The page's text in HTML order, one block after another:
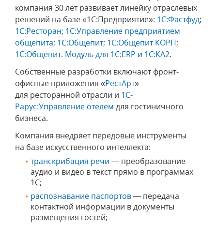
компания 30 лет развивает линейку отраслевых
решений на базе «1С:Предприятие»: 1С:Фастфуд;
1С:Ресторан; 1С:Управление предприятием
общепита; 1С:Общепит; 1С:Общепит КОРП;
1С:Общепит. Модуль для 1С:ERP и 1С:КА2.
Собственные разработки включают фронт-
офисные приложения «РестАрт»
для ресторанной отрасли и 1С-
Рарус:Управление отелем для гостиничного
бизнеса.
Компания внедряет передовые инструменты
на базе искусственного интеллекта:
транскрибация речи — преобразование
аудио и видео в текст прямо в программах
1С;
распознавание паспортов— передача
контактной информации в документы
размещения гостей;